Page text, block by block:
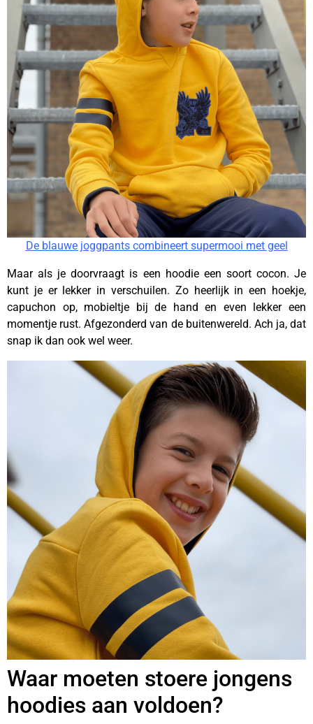
De blauwe joggpants combineert supermooi met geel
Maar als je doorvraagt is een hoodie een soort cocon. Je
kunt je er lekker in verschuilen. Zo heerlijk in een hoekje,
capuchon op, mobieltje bij de hand en even lekker een
momentje rust. Afgezonderd van de buitenwereld. Ach ja, dat
snap ik dan ook wel weer.
Waar moeten stoere jongens
hoodies aan voldoen?